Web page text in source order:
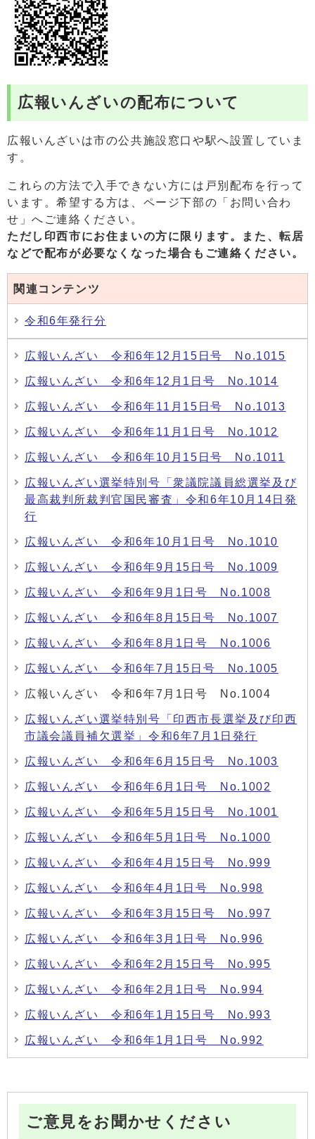
広報いんざいの配布について
広報いんざいは市の公共施設窓口や駅へ設置していま
す。
これらの方法で入手できない方には戸別配布を行って
います。希望する方は、ページ下部の「お問い合わ
せ」へご連絡ください。
ただし印西市にお住まいの方に限ります。また、転居
などで配布が必要なくなった場合もご連絡ください。
関連コンテンツ
令和6年発行分
広報いんざい 令和6年12月15日号 No.1015
広報いんざい 令和6年12月1日号 No.1014
広報いんざい 令和6年11月15日号 No.1013
広報いんざい 令和6年11月1日号 No.1012
広報いんざい 令和6年10月15日号 No.1011
広報いんざい選挙特別号「衆議院議員総選挙及び
最高裁判所裁判官国民審査」令和6年10月14日発
行
広報いんざい 令和6年10月1日号 No.1010
広報いんざい 令和6年9月15日号 No.1009
広報いんざい 令和6年9月1日号 No.1008
広報いんざい 令和6年8月15日号 No.1007
広報いんざい 令和6年8月1日号 No.1006
広報いんざい 令和6年7月15日号 No.1005
広報いんざい 令和6年7月1日号 No.1004
広報いんざい選挙特別号「印西市長選挙及び印西
市議会議員補欠選挙」令和6年7月1日発行
広報いんざい 令和6年6月15日号 No.1003
広報いんざい 令和6年6月1日号 No.1002
広報いんざい 令和6年5月15日号 No.1001
広報いんざい 令和6年5月1日号 No.1000
広報いんざい 令和6年4月15日号 No.999
広報いんざい 令和6年4月1日号 No.998
広報いんざい 令和6年3月15日号 No.997
広報いんざい 令和6年3月1日号 No.996
広報いんざい 令和6年2月15日号 No.995
広報いんざい 令和6年2月1日号 No.994
広報いんざい 令和6年1月15日号 No.993
広報いんざい 令和6年1月1日号 No.992
ご意見をお聞かせください